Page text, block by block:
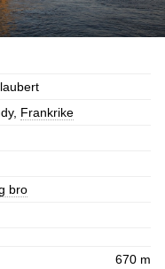
Frankrike
bro
670 m